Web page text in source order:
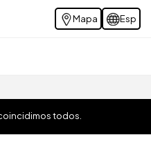
Mapa Esp
todos.